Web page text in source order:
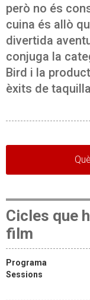
però no és
cuina és allò
divertida
conjuga la
Bird i la
èxits de
Cicles que
film
Programa
Sessions